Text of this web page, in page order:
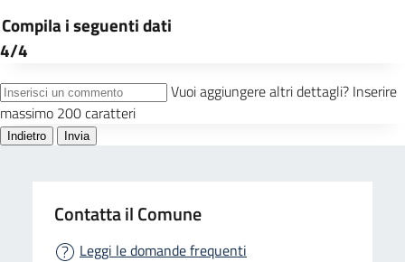
Contatta il Comune
Leggi le domande frequenti